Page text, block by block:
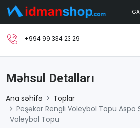
+994 99 334 23 29
Məhsul Detalları
Ana səhifə
Toplar
Peşəkar Rengli Voleybol Topu Aspo
Voleybol Topu